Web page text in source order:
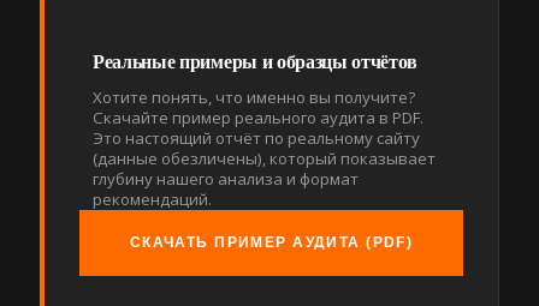
Реальные примеры и образцы отчётов
Хотите понять, что именно вы получите?
Скачайте пример реального аудита в PDF.
Это настоящий отчёт по реальному сайту
(данные обезличены), который показывает
глубину нашего анализа и формат
рекомендаций.
СКАЧАТЬ ПРИМЕР АУДИТА (PDF)